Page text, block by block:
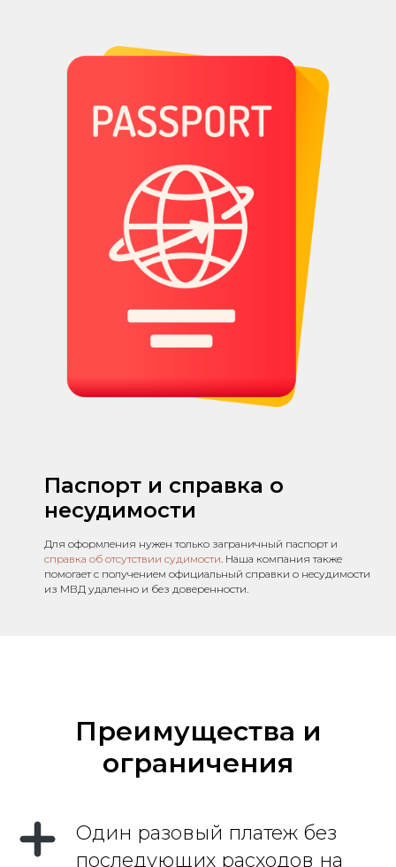
Паспорт и справка о
несудимости
Для оформления нужен только заграничный паспорт и
справка об отсутствии судимости. Наша компания также
помогает с получением официальный справки о несудимости
из МВД удаленно и без доверенности.
Преимущества и
ограничения
Один разовый платеж без
последующих расходов на